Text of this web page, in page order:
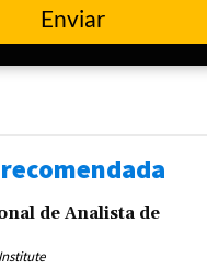
de Analista de
Enviar